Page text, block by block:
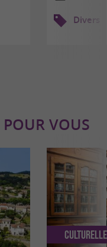
Divers
POUR VOUS
Culturelle